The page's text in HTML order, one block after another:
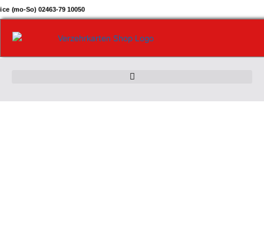
Zum
Inhalt
springen
(mo-So) 02463-79 10050